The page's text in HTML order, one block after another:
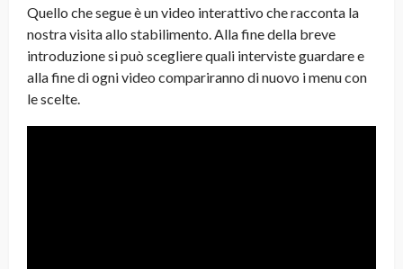
Quello che segue è un video interattivo che racconta la
nostra visita allo stabilimento. Alla fine della breve
introduzione si può scegliere quali interviste guardare e
alla fine di ogni video compariranno di nuovo i menu con
le scelte.